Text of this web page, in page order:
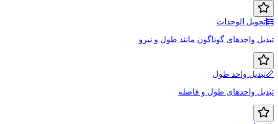
🧮تحويل الوحدات
تبدیل واحدهای گوناگون مانند طول و نیرو
📏تبدیل واحد طول
تبدیل واحدهای طول و فاصله